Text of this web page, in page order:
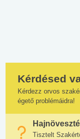
Kérdésed
Kérdezz orvos
égető problémáidra!
Tisztelt